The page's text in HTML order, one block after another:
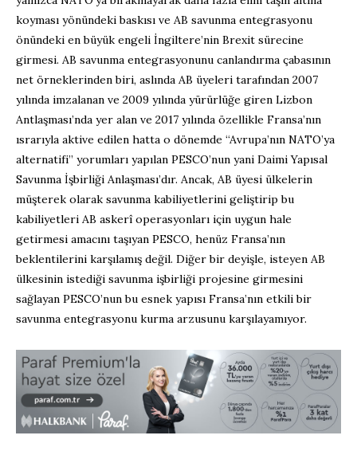
koyması yönündeki baskısı ve AB savunma entegrasyonu
önündeki en büyük engeli İngiltere’nin Brexit sürecine
girmesi. AB savunma entegrasyonunu canlandırma çabasının
net örneklerinden biri, aslında AB üyeleri tarafından 2007
yılında imzalanan ve 2009 yılında yürürlüğe giren Lizbon
Antlaşması’nda yer alan ve 2017 yılında özellikle Fransa’nın
ısrarıyla aktive edilen hatta o dönemde “Avrupa’nın NATO’ya
alternatifi” yorumları yapılan PESCO’nun yani Daimi Yapısal
Savunma İşbirliği Anlaşması’dır. Ancak, AB üyesi ülkelerin
müşterek olarak savunma kabiliyetlerini geliştirip bu
kabiliyetleri AB askerî operasyonları için uygun hale
getirmesi amacını taşıyan PESCO, henüz Fransa’nın
beklentilerini karşılamış değil. Diğer bir deyişle, isteyen AB
ülkesinin istediği savunma işbirliği projesine girmesini
sağlayan PESCO’nun bu esnek yapısı Fransa’nın etkili bir
savunma entegrasyonu kurma arzusunu karşılayamıyor.